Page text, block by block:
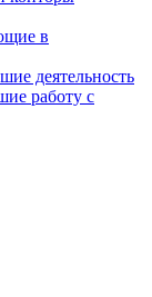
в
деятельность
работу с